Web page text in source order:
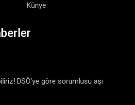
Künye
DSÖ’ye göre sorumlusu aşı